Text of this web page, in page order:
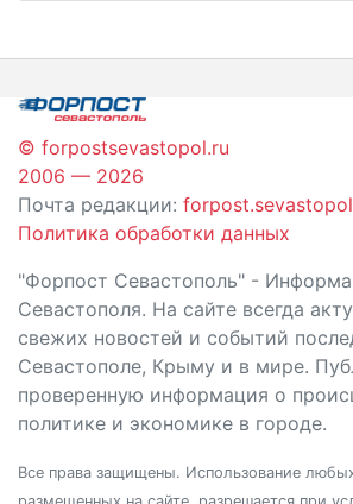
© forpostsevastopol.ru
2006 — 2026
Почта редакции:
Политика обработки данных
"Форпост Севастополь" -
Севастополя. На сайте всегда
свежих новостей и событий
Севастополе, Крыму и в мире.
проверенную информация о
политике и экономике в городе.
Все права защищены. Использование